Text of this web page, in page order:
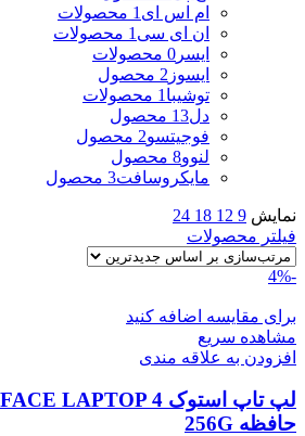
ام اس ای 1 محصولات
ان ای سی 1 محصولات
ایسر 0 محصولات
ایسوز 2 محصول
توشیبا 1 محصولات
دل13 محصول
فوجیتسو2 محصول
لنوو8 محصول
مایکروسافت3 محصول
نمایش 9
12
18
24
فیلتر محصولات
-4%
برای مقایسه اضافه کنید
مشاهده سریع
افزودن به علاقه مندی
حافظه 256G